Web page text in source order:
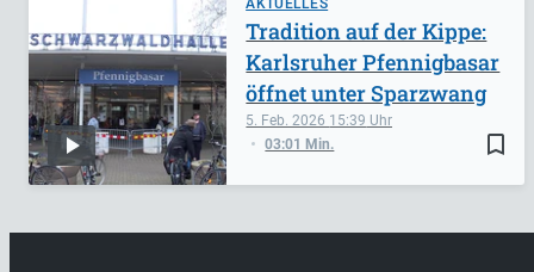
AKTUELLES
bookmark_border
5. Feb. 2026 15:39
03:01 Min.
Tradition auf der Kippe:
Karlsruher Pfennigbasar
öffnet unter Sparzwang